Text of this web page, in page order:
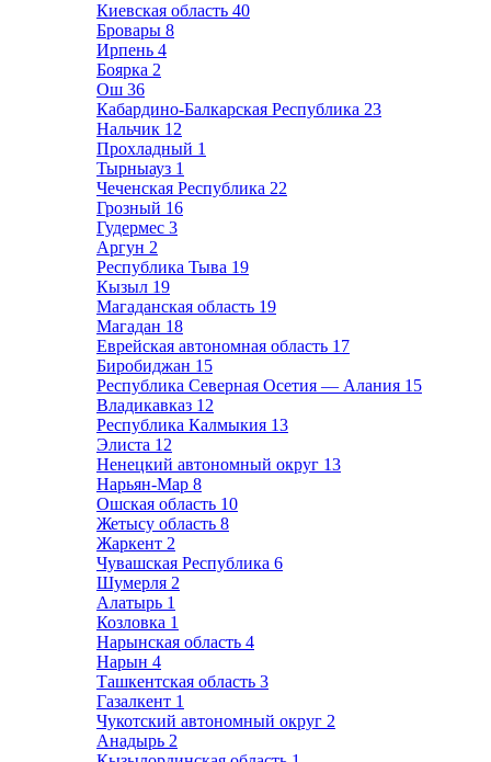
Киевская область 40
Бровары 8
Ирпень 4
Боярка 2
Ош 36
Кабардино-Балкарская Республика 23
Нальчик 12
Прохладный 1
Тырныауз 1
Чеченская Республика 22
Грозный 16
Гудермес 3
Аргун 2
Республика Тыва 19
Кызыл 19
Магаданская область 19
Магадан 18
Еврейская автономная область 17
Биробиджан 15
Республика Северная Осетия — Алания 15
Владикавказ 12
Республика Калмыкия 13
Элиста 12
Ненецкий автономный округ 13
Нарьян-Мар 8
Ошская область 10
Жетысу область 8
Жаркент 2
Чувашская Республика 6
Шумерля 2
Алатырь 1
Козловка 1
Нарынская область 4
Нарын 4
Ташкентская область 3
Газалкент 1
Чукотский автономный округ 2
Анадырь 2